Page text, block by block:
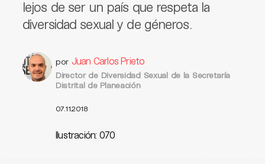
lejos de ser un país que respeta la
diversidad sexual y de géneros.
por Juan Carlos Prieto
Director de Diversidad Sexual de la Secretaría
Distrital de Planeación
07.11.2018
Ilustración: 070